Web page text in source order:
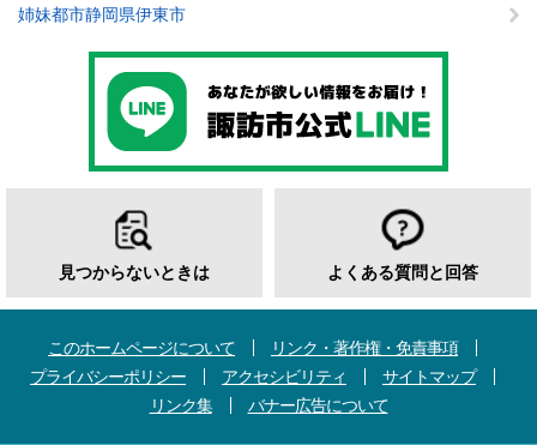
姉妹都市静岡県伊東市
見つからないときは よくある質問と回答
このホームページについて
リンク・著作権・免責事項
プライバシーポリシー
アクセシビリティ
サイトマップ
リンク集
バナー広告について